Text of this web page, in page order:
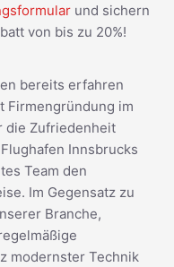
und sichern
von bis zu 20%!
bereits erfahren
Firmengründung im
die Zufriedenheit
Innsbrucks
Team den
Im Gegensatz zu
Branche,
modernster Technik